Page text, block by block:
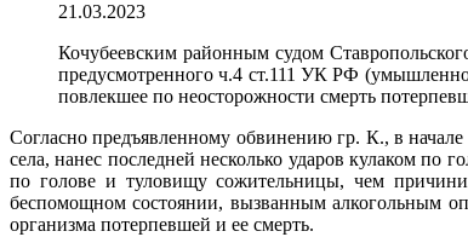
21.03.2023
Кочубеевским районным судом
предусмотренного ч.4 ст.111 УК РФ
повлекшее по неосторожности смерть
Согласно предъявленному обвинению гр. К., в
села, нанес последней несколько ударов кулаком по
по голове и туловищу сожительницы, чем
беспомощном состоянии, вызванным алкогольным
организма потерпевшей и ее смерть.